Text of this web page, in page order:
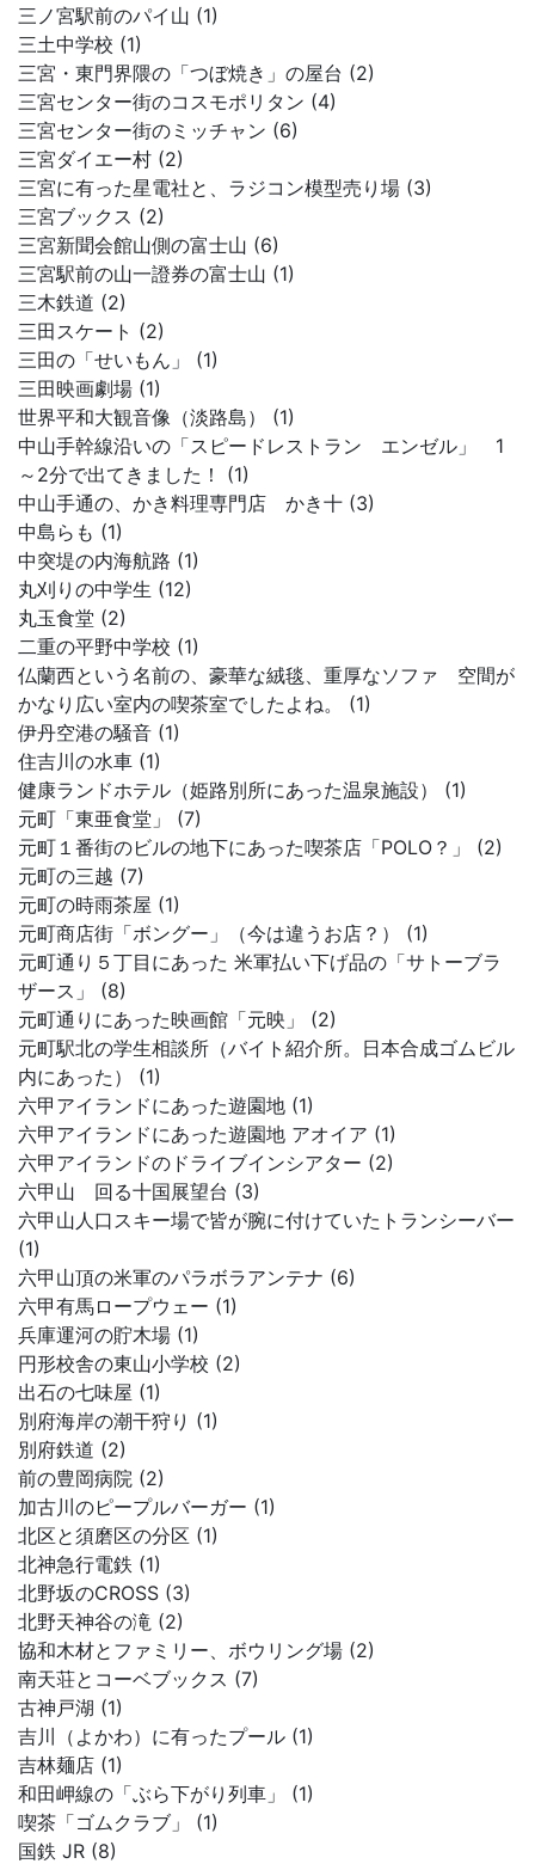
三ノ宮駅前のパイ山 (1)
三土中学校 (1)
三宮・東門界隈の「つぼ焼き」の屋台 (2)
三宮センター街のコスモポリタン (4)
三宮センター街のミッチャン (6)
三宮ダイエー村 (2)
三宮に有った星電社と、ラジコン模型売り場 (3)
三宮ブックス (2)
三宮新聞会館山側の富士山 (6)
三宮駅前の山一證券の富士山 (1)
三木鉄道 (2)
三田スケート (2)
三田の「せいもん」 (1)
三田映画劇場 (1)
世界平和大観音像（淡路島） (1)
中山手幹線沿いの「スピードレストラン エンゼル」 1
～2分で出てきました！ (1)
中山手通の、かき料理専門店 かき十 (3)
中島らも (1)
中突堤の内海航路 (1)
丸刈りの中学生 (12)
丸玉食堂 (2)
二重の平野中学校 (1)
仏蘭西という名前の、豪華な絨毯、重厚なソファ 空間が
かなり広い室内の喫茶室でしたよね。 (1)
伊丹空港の騒音 (1)
住吉川の水車 (1)
健康ランドホテル（姫路別所にあった温泉施設） (1)
元町「東亜食堂」 (7)
元町１番街のビルの地下にあった喫茶店「POLO？」 (2)
元町の三越 (7)
元町の時雨茶屋 (1)
元町商店街「ボングー」（今は違うお店？） (1)
元町通り５丁目にあった 米軍払い下げ品の「サトーブラ
ザース」 (8)
元町通りにあった映画館「元映」 (2)
元町駅北の学生相談所（バイト紹介所。日本合成ゴムビル
内にあった） (1)
六甲アイランドにあった遊園地 (1)
六甲アイランドにあった遊園地 アオイア (1)
六甲アイランドのドライブインシアター (2)
六甲山 回る十国展望台 (3)
六甲山人口スキー場で皆が腕に付けていたトランシーバー
(1)
六甲山頂の米軍のパラボラアンテナ (6)
六甲有馬ロープウェー (1)
兵庫運河の貯木場 (1)
円形校舎の東山小学校 (2)
出石の七味屋 (1)
別府海岸の潮干狩り (1)
別府鉄道 (2)
前の豊岡病院 (2)
加古川のピープルバーガー (1)
北区と須磨区の分区 (1)
北神急行電鉄 (1)
北野坂のCROSS (3)
北野天神谷の滝 (2)
協和木材とファミリー、ボウリング場 (2)
南天荘とコーベブックス (7)
古神戸湖 (1)
吉川（よかわ）に有ったプール (1)
吉林麺店 (1)
和田岬線の「ぶら下がり列車」 (1)
喫茶「ゴムクラブ」 (1)
国鉄 JR (8)